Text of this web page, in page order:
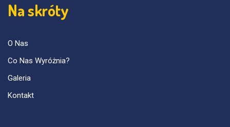
Na skróty
O Nas
Co Nas Wyróżnia?
Galeria
Kontakt